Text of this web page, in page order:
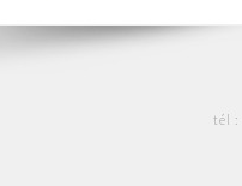
tél :